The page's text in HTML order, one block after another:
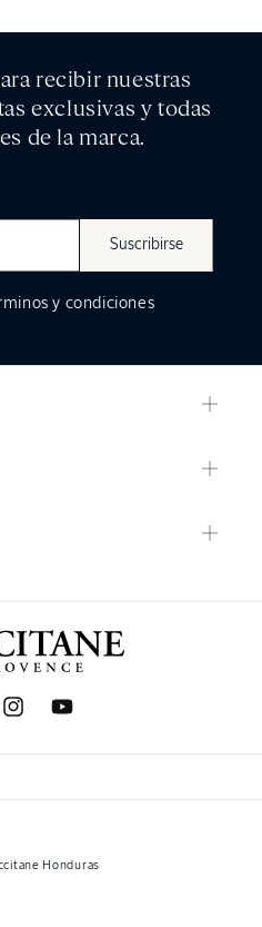
recibir nuestras
exclusivas y todas
de la marca.
Suscribirse
y condiciones
InstagramYouTube
Honduras